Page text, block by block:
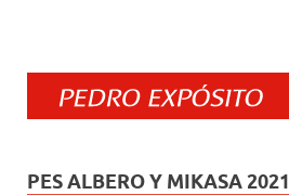
PES ALBERO Y MIKASA 2021